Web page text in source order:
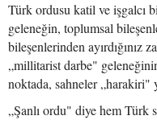
Türk ordusu katil ve işgalcı
geleneğin, toplumsal
bileşenlerinden ayırdığınız
„millitarist darbe"
noktada, sahneler „harakiri"
„Şanlı ordu" diye hem Türk